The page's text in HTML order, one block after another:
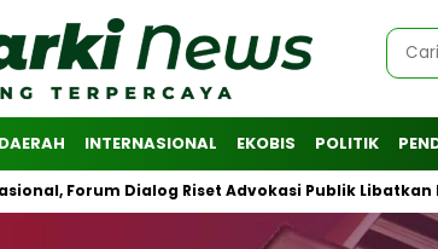
DAERAH INTERNASIONAL EKOBIS POLITIK
Dialog Riset Advokasi Publik Libatkan Lintas